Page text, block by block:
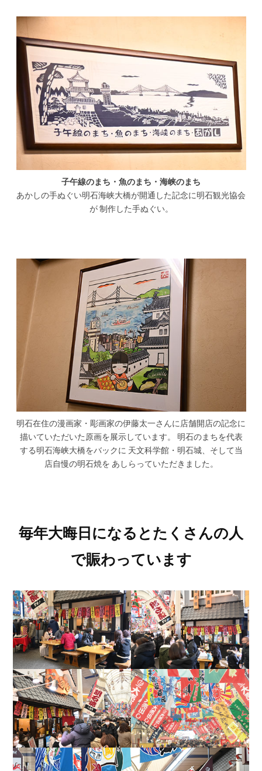
子午線のまち・魚のまち・海峡のまち
あかしの手ぬぐい明石海峡大橋が開通した記念に明石観光協会
が 制作した手ぬぐい。
明石在住の漫画家・彫画家の伊藤太一さんに店舗開店の記念に
描いていただいた原画を展示しています。 明石のまちを代表
する明石海峡大橋をバックに 天文科学館・明石城、そして当
店自慢の明石焼を あしらっていただきました。
毎年大晦日になるとたくさんの人
で賑わっています